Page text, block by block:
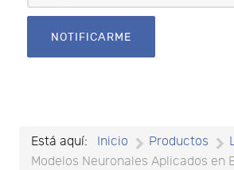
Está aquí: Inicio Productos
Modelos Neuronales Aplicados en